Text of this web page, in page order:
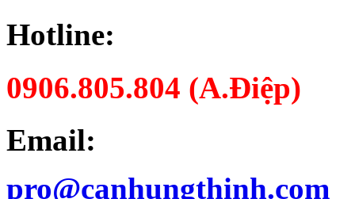
Hotline:
0906.805.804 (A.Điệp)
Email:
pro@canhungthinh.com